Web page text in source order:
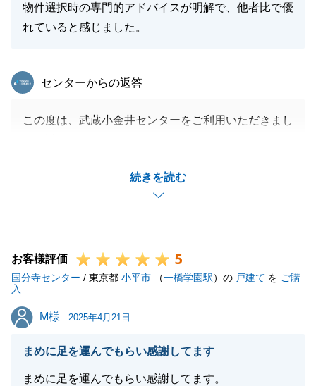
物件選択時の専門的アドバイスが明解で、他者比で優
れていると感じました。
続きを読む
東急リバブル
センターからの返答
この度は、武蔵小金井センターをご利用いただきまし
ただき本当に欲しい物件へ的確に紹介を頂いた。物件
選択時の専門的アドバイスが明解で他者比優れている
と感じました。」というお言葉を頂戴しましたが、今
凄くうれしく思います。ありがとうございました。
当社の提案に対し、ご理解頂いたことで、無事ご成約
その後も、ご遠方でお時間もタイトな中で大変な思い
できましたのはＡ様の多大なご協力のおかげでした。
最後に、また不動産のことでご質問・ご要望・お困り
お客様評価 5
国分寺センター / 東京都 小平市 （一橋学園駅）の 戸建て を ご購
入
M様
M様 2025年4月21日
まめに足を運んでもらい感謝してます
まめに足を運んでもらい感謝してます。